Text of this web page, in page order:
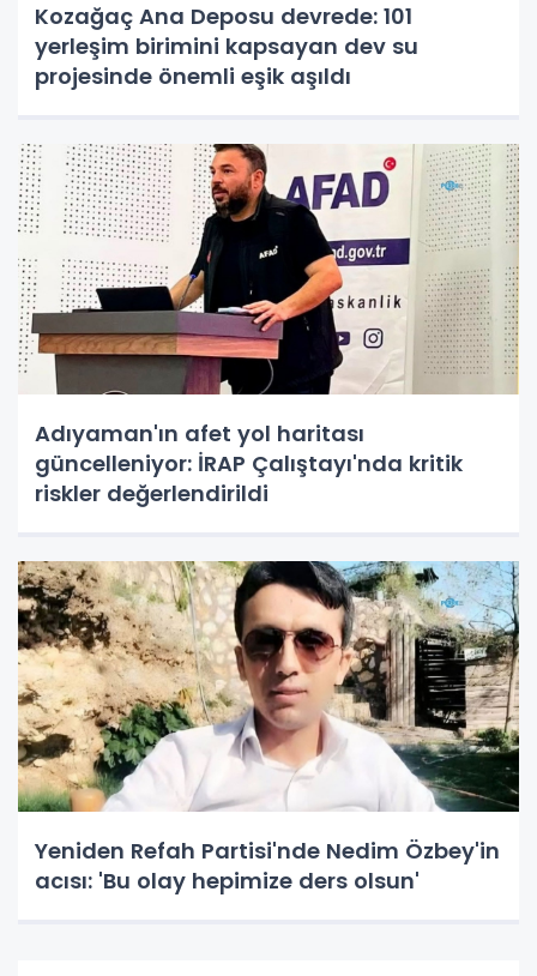
Kozağaç Ana Deposu devrede: 101
yerleşim birimini kapsayan dev su
projesinde önemli eşik aşıldı
Adıyaman'ın afet yol haritası
güncelleniyor: İRAP Çalıştayı'nda kritik
riskler değerlendirildi
Yeniden Refah Partisi'nde Nedim Özbey'in
acısı: 'Bu olay hepimize ders olsun'